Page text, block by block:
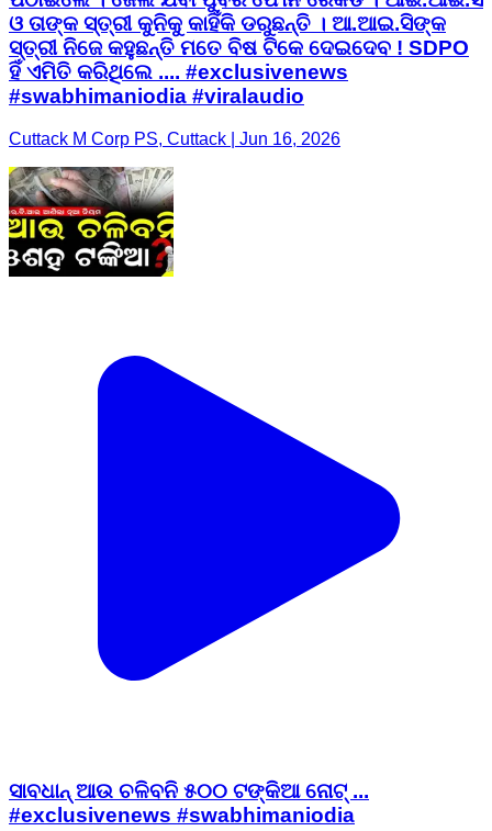
ଓ ତାଙ୍କ ସ୍ତ୍ରୀ କୁନିକୁ କାହିଁକି ଡରୁଛନ୍ତି । ଆ.ଆଇ.ସିଙ୍କ
ସ୍ତ୍ରୀ ନିଜେ କହୁଛନ୍ତି ମତେ ବିଷ ଟିକେ ଦେଇଦେବ ! SDPO
ହିଁ ଏମିତି କରିଥିଲେ .... #exclusivenews
#swabhimaniodia #viralaudio
Cuttack M Corp PS, Cuttack | Jun 16, 2026
ସାବଧାନ୍ ଆଉ ଚଳିବନି ୫୦୦ ଟଙ୍କିଆ ନୋଟ୍‌ ...
#exclusivenews #swabhimaniodia